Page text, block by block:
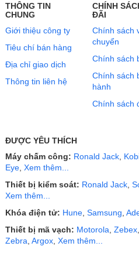
THÔNG TIN
CHUNG
Giới thiệu công ty
Tiêu chí bán hàng
Địa chỉ giao dịch
Thông tin liên hệ
CHÍNH
ĐÃI
Chính sách
chuyển
Chính sách
Chính sách
hành
Chính sách
ĐƯỢC YÊU THÍCH
Máy chấm công: Ronald Jack
Eye Xem thêm...
Thiết bị kiểm soát: Ronald Jack
Xem thêm...
Khóa điện tử: Hune Samsung
Thiết bị mã vạch: Motorola Zebex
Zebra Argox Xem thêm...